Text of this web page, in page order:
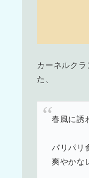
カーネルク
た、
春風に誘
パリパリ
爽やかな